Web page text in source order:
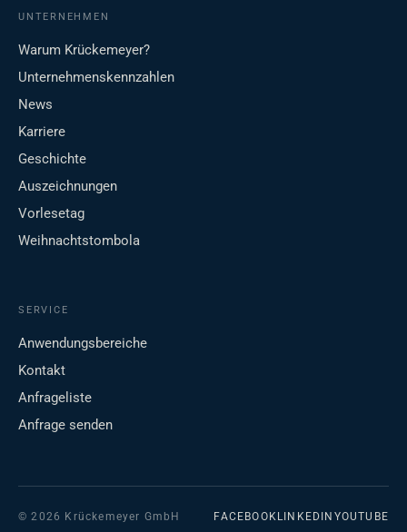
UNTERNEHMEN
Warum Krückemeyer?
Unternehmenskennzahlen
News
Karriere
Geschichte
Auszeichnungen
Vorlesetag
Weihnachtstombola
SERVICE
Anwendungsbereiche
Kontakt
Anfrageliste
Anfrage senden
© 2026 Krückemeyer GmbH FACEBOOK LINKEDIN YOUTUBE